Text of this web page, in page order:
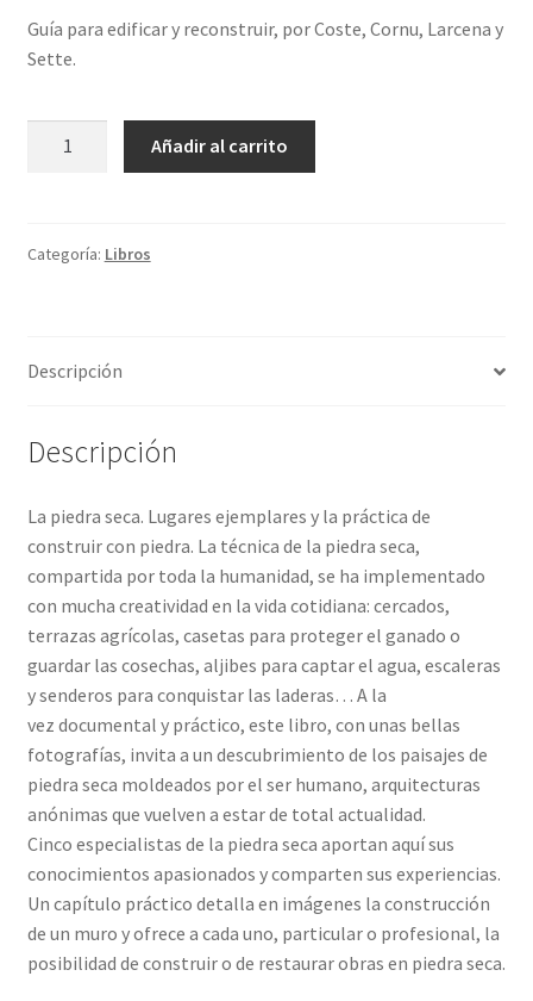
Guía para edificar y reconstruir, por Coste, Cornu, Larcena y
Sette.
Añadir al carrito
Categoría: Libros
Descripción
Descripción
La piedra seca. Lugares ejemplares y la práctica de
construir con piedra. La técnica de la piedra seca,
compartida por toda la humanidad, se ha implementado
con mucha creatividad en la vida cotidiana: cercados,
terrazas agrícolas, casetas para proteger el ganado o
guardar las cosechas, aljibes para captar el agua, escaleras
y senderos para conquistar las laderas… A la
vez documental y práctico, este libro, con unas bellas
fotografías, invita a un descubrimiento de los paisajes de
piedra seca moldeados por el ser humano, arquitecturas
anónimas que vuelven a estar de total actualidad.
Cinco especialistas de la piedra seca aportan aquí sus
conocimientos apasionados y comparten sus experiencias.
Un capítulo práctico detalla en imágenes la construcción
de un muro y ofrece a cada uno, particular o profesional, la
posibilidad de construir o de restaurar obras en piedra seca.